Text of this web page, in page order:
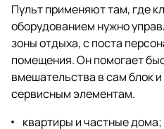
Пульт применяют там, где
оборудованием нужно
зоны отдыха, с поста
помещения. Он помогает
вмешательства в сам блок и
сервисным элементам.
квартиры и частные дома;